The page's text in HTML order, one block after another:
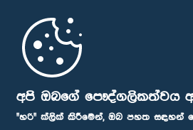
අපි ඔබගේ පෞද්ගලිකත්වය
"හරි" ක්ලික් කිරීමෙන්, ඔබ පහත සඳහන්
මුල් පිටුව
පාර්ලිමේන්තු ජංගම යෙදුම